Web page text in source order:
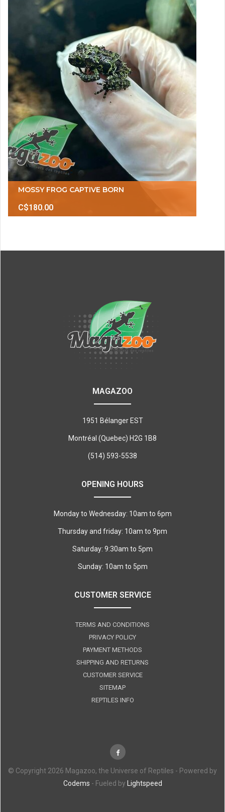
MOSSY FROG CAPTIVE BORN
C$180.00
MAGAZOO
1951 Bélanger EST
Montréal (Quebec) H2G 1B8
(514) 593-5538
OPENING HOURS
Monday to Wednesday: 10am to 6pm
Thursday and friday: 10am to 9pm
Saturday: 9:30am to 5pm
Sunday: 10am to 5pm
CUSTOMER SERVICE
TERMS AND CONDITIONS
PRIVACY POLICY
PAYMENT METHODS
SHIPPING AND RETURNS
CUSTOMER SERVICE
SITEMAP
REPTILES INFO
© Copyright 2026 Magazoo, the Universe of Reptiles - Powered by
Codems - Fueled by Lightspeed